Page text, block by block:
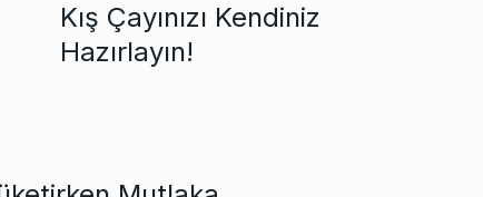
Kış Çayınızı Kendiniz
Hazırlayın!